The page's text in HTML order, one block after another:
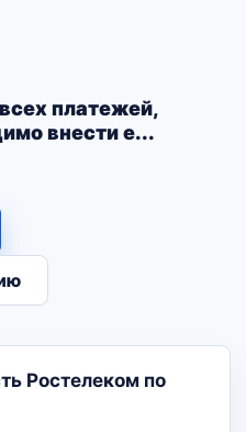
платежей,
внести е...
Ростелеком по